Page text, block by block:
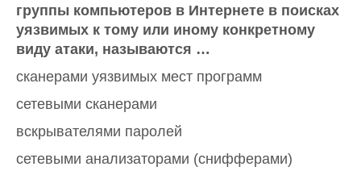
группы компьютеров в Интернете в поисках
уязвимых к тому или иному конкретному
виду атаки, называются …
сканерами уязвимых мест программ
сетевыми сканерами
вскрывателями паролей
сетевыми анализаторами (снифферами)